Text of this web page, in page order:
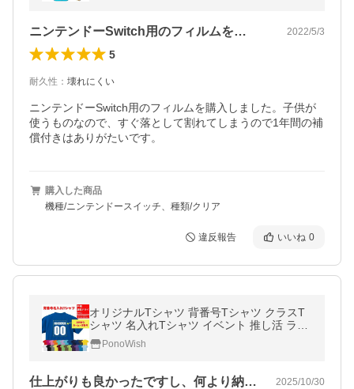
ニンテンドーSwitch用のフィルムを… 2022/5/3
5
耐久性 ： 壊れにくい
ニンテンドーSwitch用のフィルムを購入しました。子供が
使うものなので、すぐ落として割れてしまうので1年間の補
償付きはありがたいです。
購入した商品
機種/ニンテンドースイッチ、種類/クリア
違反報告 いいね 0
オリジナルTシャツ 背番号Tシャツ クラスT
シャツ 名入れTシャツ イベント 推し活 ライ
ブ コンサート ヲタ活 速乾 ドライ 半袖 メン
ズ レディース 5900-01 S〜XL
PonoWish
仕上がりも良かったですし、何より納期が… 2025/10/30